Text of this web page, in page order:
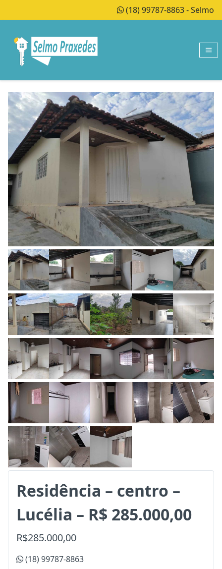
(18) 99787-8863 - Selmo
Residência – centro –
Lucélia – R$ 285.000,00
R$285.000,00
(18) 99787-8863